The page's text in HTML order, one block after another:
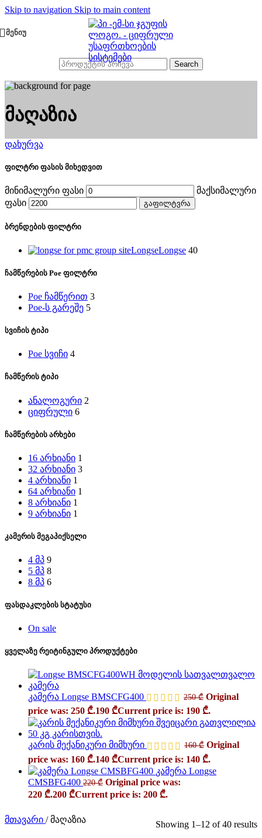
Skip to navigation Skip to main content
ᲛᲔᲜᲘᲣ
Search
მაღაზია
დახურვა
ფილტრი ფასის მიხედვით
მინიმალური ფასი
მაქსიმალური
ფასი
გაფილტვრა
ბრენდების ფილტრი
LongseLongse 40
ჩამწერების Poe ფილტრი
Poe ჩამწერით 3
Poe-ს გარეშე 5
სვიჩის ტიპი
Poe სვიჩი 4
ჩამწერის ტიპი
ანალოგური 2
ციფრული 6
ჩამწერების არხები
16 არხიანი 1
32 არხიანი 3
4 არხიანი 1
64 არხიანი 1
8 არხიანი 1
9 არხიანი 1
კამერის მეგაპიქსელი
4 მპ 9
5 მპ 8
8 მპ 6
ფასდაკლების სტატუსი
On sale
ყველაზე რეიტინგული პროდუქტები
კამერა Longse BMSCFG400 250₾ Original
price was: 250 ₾.190 ₾Current price is: 190 ₾.
კარის მექანიკური მიმხური 160₾ Original
price was: 160 ₾.140 ₾Current price is: 140 ₾.
კამერა Longse
CMSBFG400 220₾ Original price was:
220 ₾.200 ₾Current price is: 200 ₾.
მთავარი / მაღაზია Showing 1–12 of 40 results